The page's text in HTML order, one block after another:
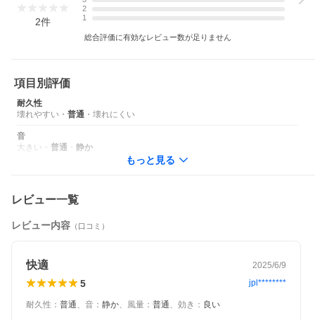
適な風を簡単に設定可能な ベルトファン 静音 です。操作は直感
的でシンプル、快適な風を即座に楽しむことができます。
【48時間長時間稼働・10000mAh大容量バッテリー】
やキャンプ、さらには災害時の非常用電源としても活躍します。
連続使用が可能なため、頻繁に充電する手間が省け、どんな状況
でも安心して使用できます。また、このバッテリーは他のデバイ
スの充電にも使用できるため、モバイルバッテリーとしても大変
便利です。外出先でのスマートフォンやタブレットの充電が必要
な時にも、この 首かけ扇風機 があれば困ることはありません。
【モバイルバッテリー機能付き】
この 首掛け扇風機 はモバイルバッテリーとしても使用可能で、外
ア活動にも最適な 小型扇風機 です。
【軽量＆コンパクト・持ち運び便利】
この 腰掛けクーラー は、89mm x 45mm x 110mmのコンパクト
も気軽に持ち運ぶことができます。通勤や通学、長時間の外出時
でも、負担にならないサイズと重さで、常に涼しい風を手軽に楽
しむことが可能です。また、旅行時の携帯用としても最適で、ス
ーツケースや旅行バッグに簡単に収納でき、必要な時にすぐに取
り出して使用できます。
2件
2
1
総合評価に有効なレビュー数が足りません
項目別評価
耐久性
壊れやすい ・ 普通 ・ 壊れにくい
音
大きい ・ 普通 ・ 静か
もっと見る
レビュー一覧
レビュー内容 （口コミ）
快適 2025/6/9
5 jpl********
耐久性 ： 普通、 音 ： 静か、 風量 ： 普通、 効き ： 良い